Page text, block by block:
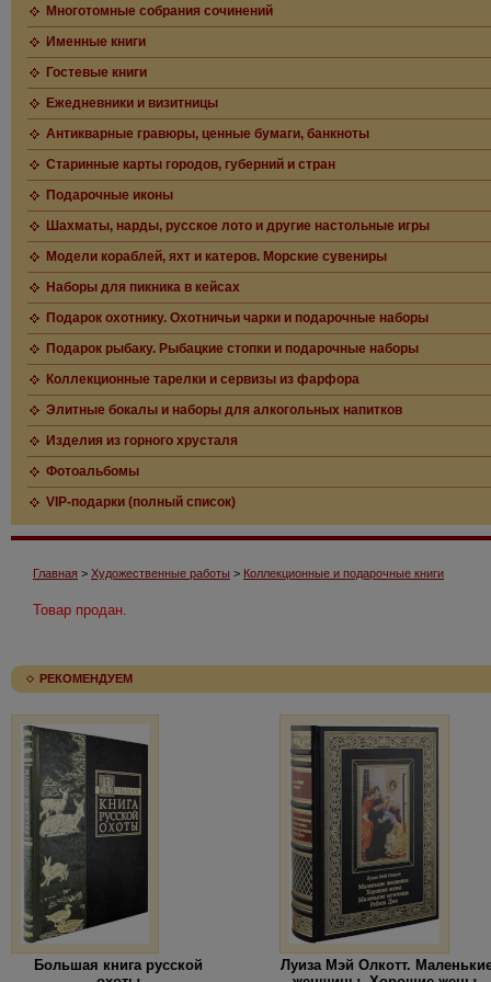
Многотомные собрания сочинений
Именные книги
Гостевые книги
Ежедневники и визитницы
Антикварные гравюры, ценные бумаги, банкноты
Старинные карты городов, губерний и стран
Подарочные иконы
Шахматы, нарды, русское лото и другие настольные игры
Модели кораблей, яхт и катеров. Морские сувениры
Наборы для пикника в кейсах
Подарок охотнику. Охотничьи чарки и подарочные наборы
Подарок рыбаку. Рыбацкие стопки и подарочные наборы
Коллекционные тарелки и сервизы из фарфора
Элитные бокалы и наборы для алкогольных напитков
Изделия из горного хрусталя
Фотоальбомы
VIP-подарки (полный список)
Главная > Художественные работы > Коллекционные и подарочные книги
Товар продан.
РЕКОМЕНДУЕМ
Большая книга русской
Луиза Мэй Олкотт.